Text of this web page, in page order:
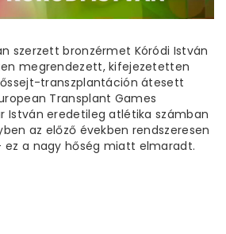
szerzett bronzérmet Kóródi István
megrendezett, kifejezetetten
transzplantáción átesett
Transplant Games
István eredetileg atlétika számban
az előző években rendszeresen
a nagy hőség miatt elmaradt.